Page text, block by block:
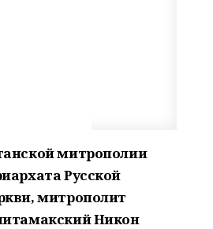
митрополии
Русской
митрополит
Никон